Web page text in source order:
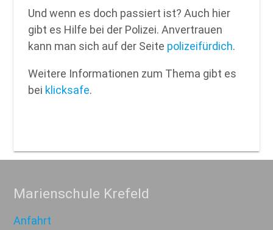
Und wenn es doch passiert ist? Auch hier
gibt es Hilfe bei der Polizei. Anvertrauen
kann man sich auf der Seite polizeifürdich.
Weitere Informationen zum Thema gibt es
bei klicksafe.
Marienschule Krefeld
Anfahrt